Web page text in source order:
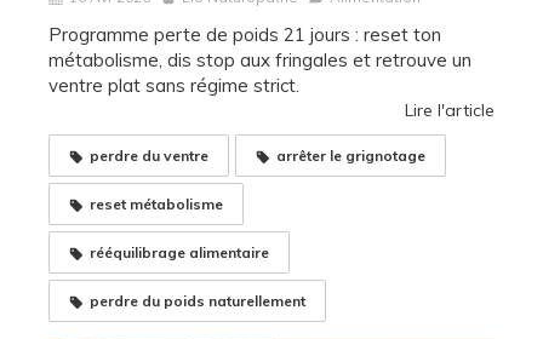
Programme perte de poids 21 jours : reset ton
métabolisme, dis stop aux fringales et retrouve un
ventre plat sans régime strict.
Lire l'article
perdre du ventre arrêter le grignotage
reset métabolisme
rééquilibrage alimentaire
perdre du poids naturellement